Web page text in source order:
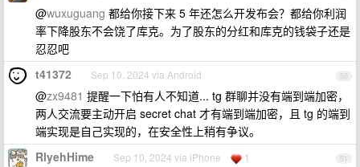
@wuxuguang 都给你接下来 5 年还怎么开发布会？都给你利润
率下降股东不会饶了库克。为了股东的分红和库克的钱袋子还是
忍忍吧
50
t41372 Sep 10, 2024 via Android
@zx9481 提醒一下怕有人不知道... tg 群聊并没有端到端加密，
两人交流要主动开启 secret chat 才有端到端加密，且 tg 的端到
端实现是自己实现的，在安全性上稍有争议。
51
RlyehHime Sep 10, 2024 via iPhone 1